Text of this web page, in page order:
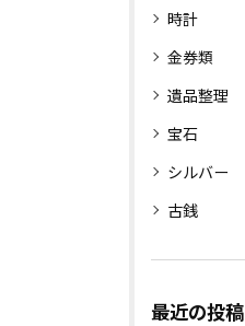
時計
金券類
遺品整理
宝石
シルバー
古銭
最近の投稿